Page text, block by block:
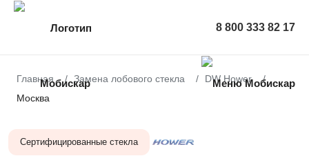
8 800 333 82 17
Главная Замена лобового стекла
DW Hower
Москва
Сертифицированные стекла